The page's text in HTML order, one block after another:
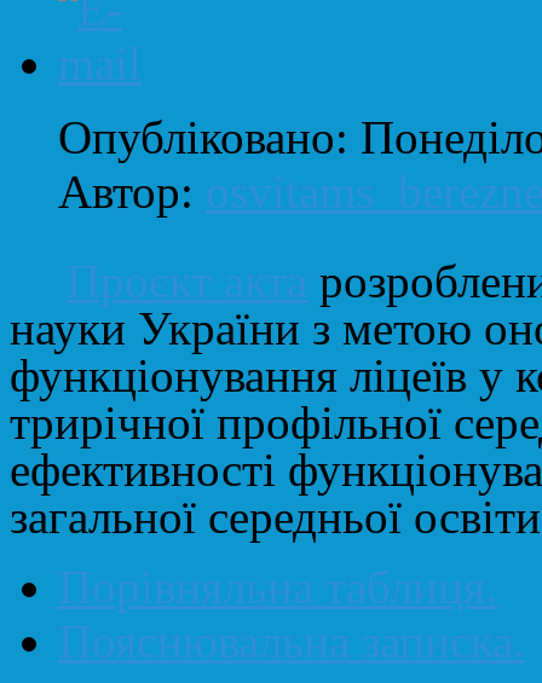
Опубліковано:
Автор:
Проєкт акта
науки України з метою
функціонування ліцеїв у
трирічної профільної
ефективності
загальної середньої
Порівняльна таблиця.
Пояснювальна записка.